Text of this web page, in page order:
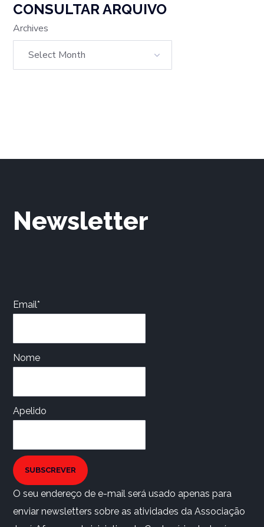
CONSULTAR ARQUIVO
Archives
Newsletter
Email*
Nome
Apelido
SUBSCREVER
O seu endereço de e-mail será usado apenas para
enviar newsletters sobre as atividades da Associação